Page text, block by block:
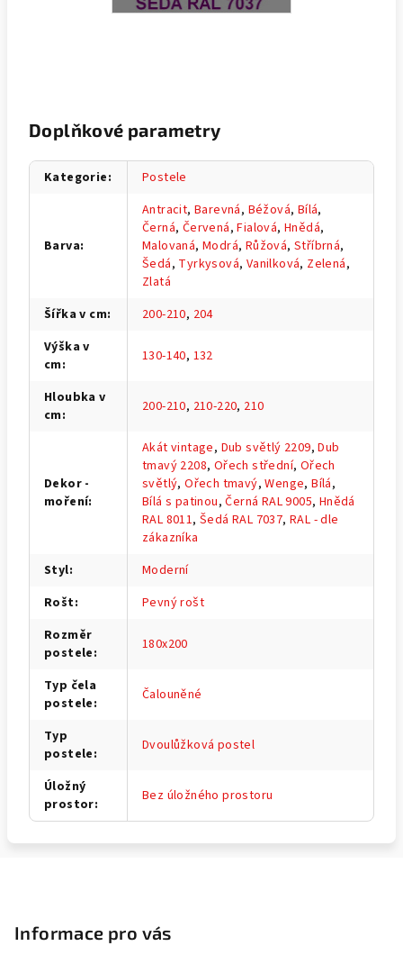
Doplňkové parametry
Kategorie: Postele
Barva:
Antracit,Barevná, Béžová, Bílá,
Černá, Červená,Fialová,Hnědá,
Malovaná,Modrá, Růžová,Stříbrná,
Šedá, Tyrkysová, Vanilková, Zelená,
Zlatá
Šířka v cm: 200-210, 204
Výška v
cm: 130-140, 132
Hloubka v
cm: 200-210, 210-220, 210
Dekor -
moření:
Akát vintage, Dub světlý 2209,Dub
tmavý 2208, Ořech střední, Ořech
světlý,Ořech tmavý,Wenge,Bílá,
Bílá s patinou,Černá RAL 9005, Hnědá
RAL 8011,Šedá RAL 7037,RAL - dle
zákazníka
Styl:
Moderní
Rošt:
Pevný rošt
Rozměr
postele: 180x200
Typ čela
postele: Čalouněné
Typ
postele: Dvoulůžková postel
Úložný
prostor: Bez úložného prostoru
Informace pro vás